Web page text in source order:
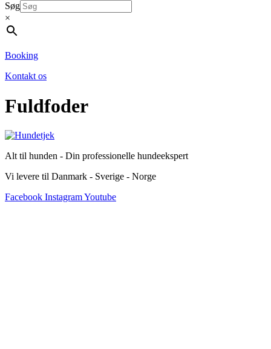
Søg
×
Booking
Kontakt os
Fuldfoder
Alt til hunden - Din professionelle hundeekspert
Vi levere til Danmark - Sverige - Norge
Facebook InstagramYoutube